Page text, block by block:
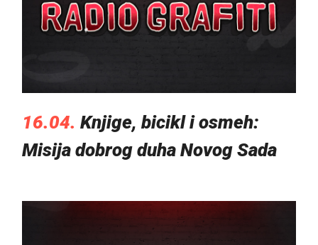
16.04. Knjige, bicikl i osmeh:
Misija dobrog duha Novog Sada